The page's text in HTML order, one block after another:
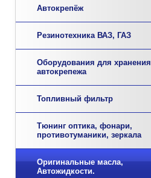
Автокрепёж
Резинотехника ВАЗ, ГАЗ
Оборудования для хранения
автокрепежа
Топливный фильтр
Тюнинг оптика, фонари,
противотуманики, зеркала
Оригинальные масла,
Автожидкости.